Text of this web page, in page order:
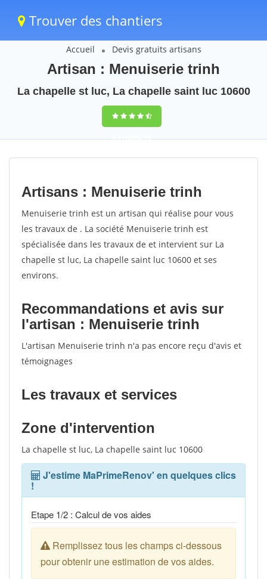
Trouver des chantiers
Accueil Devis gratuits artisans
Artisan : Menuiserie trinh
La chapelle st luc, La chapelle saint luc 10600
9,5(100%)75
votes
Artisans : Menuiserie trinh
Menuiserie trinh est un artisan qui réalise pour vous
les travaux de . La société Menuiserie trinh est
spécialisée dans les travaux de et intervient sur La
chapelle st luc, La chapelle saint luc 10600 et ses
environs.
Recommandations et avis sur
l'artisan : Menuiserie trinh
L'artisan Menuiserie trinh n'a pas encore reçu d'avis et
témoignages
Les travaux et services
Zone d'intervention
La chapelle st luc, La chapelle saint luc 10600